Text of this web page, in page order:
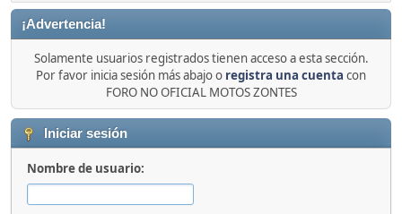
¡Advertencia!
Solamente usuarios registrados tienen acceso a esta sección.
Por favor inicia sesión más abajo o registra una cuenta con
FORO NO OFICIAL MOTOS ZONTES
Iniciar sesión
Nombre de usuario: